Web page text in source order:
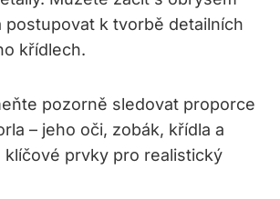
postupovat k tvorbě detailních
křídlech.
pozorně sledovat proporce
– jeho oči, zobák, křídla a
klíčové prvky pro realistický